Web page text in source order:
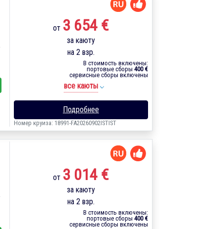
от 3 654 €
за каюту
на 2 взр.
В стоимость включены:
портовые сборы 400 €
сервисные сборы включены
все каюты
Подробнее
Номер круиза: 18991-FA20260902ISTIST
от 3 014 €
за каюту
на 2 взр.
В стоимость включены:
портовые сборы 400 €
сервисные сборы включены